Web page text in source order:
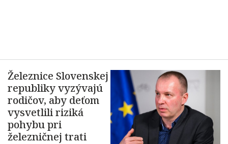
Železnice Slovenskej
republiky vyzývajú
rodičov, aby deťom
vysvetlili riziká
pohybu pri
železničnej trati